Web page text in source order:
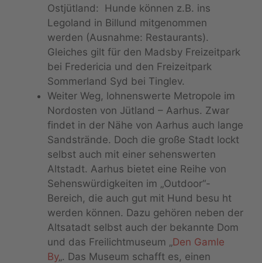
Ostjütland: Hunde können z.B. ins
Legoland in Billund mitgenommen
werden (Ausnahme: Restaurants).
Gleiches gilt für den Madsby Freizeitpark
bei Fredericia und den Freizeitpark
Sommerland Syd bei Tinglev.
Weiter Weg, lohnenswerte Metropole im
Nordosten von Jütland – Aarhus. Zwar
findet in der Nähe von Aarhus auch lange
Sandstrände. Doch die große Stadt lockt
selbst auch mit einer sehenswerten
Altstadt. Aarhus bietet eine Reihe von
Sehenswürdigkeiten im „Outdoor“-
Bereich, die auch gut mit Hund besu ht
werden können. Dazu gehören neben der
Altsatadt selbst auch der bekannte Dom
und das Freilichtmuseum „ Den Gamle
By„. Das Museum schafft es, einen